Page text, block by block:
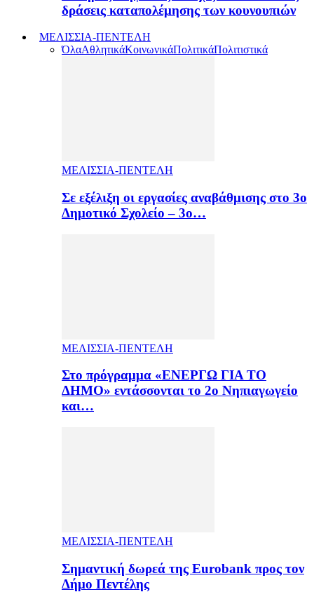
δράσεις καταπολέμησης των κουνουπιών
ΜΕΛΙΣΣΙΑ-ΠΕΝΤΕΛΗ
ΌλαΑθλητικάΚοινωνικάΠολιτικάΠολιτιστικά
ΜΕΛΙΣΣΙΑ-ΠΕΝΤΕΛΗ
Σε εξέλιξη οι εργασίες αναβάθμισης στο 3ο
Δημοτικό Σχολείο – 3ο…
ΜΕΛΙΣΣΙΑ-ΠΕΝΤΕΛΗ
Στο πρόγραμμα «ΕΝΕΡΓΩ ΓΙΑ ΤΟ
ΔΗΜΟ» εντάσσονται το 2ο Νηπιαγωγείο
και…
ΜΕΛΙΣΣΙΑ-ΠΕΝΤΕΛΗ
Σημαντική δωρεά της Eurobank προς τον
Δήμο Πεντέλης